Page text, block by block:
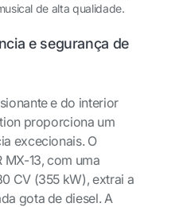
de alta qualidade.
e segurança de
e do interior
proporciona um
excecionais. O
MX-13, com uma
CV (355 kW), extrai a
gota de diesel. A